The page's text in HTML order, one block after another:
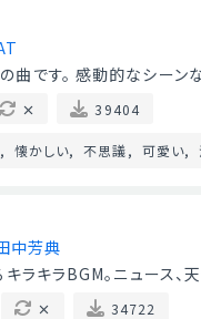
曲です。 感動的なシーン
39404
懐かしい 不思議 可愛い
中芳典
ラキラBGM。ニュース、
34722